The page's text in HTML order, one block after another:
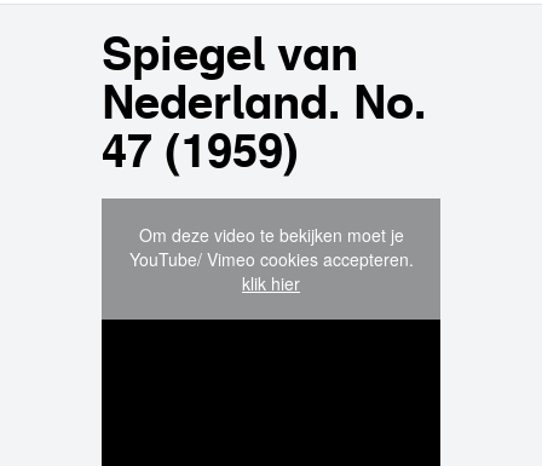
Spiegel van
Nederland. No.
47 (1959)
Om deze video te bekijken moet je
YouTube/ Vimeo cookies accepteren.
klik hier